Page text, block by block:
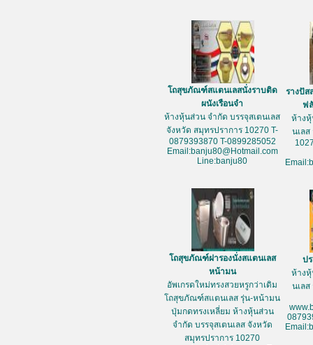
โถสุขภัณฑ์สแตนเลสนั่งราบติด
ผนังเรือนจำ
ห้างหุ้นส่วน จำกัด บรรจุสเตนเลส
จังหวัด สมุทรปราการ 10270 T-
0879393870 T-0899285052
Email:banju80@Hotmail.com
Line:banju80
รางปัส
ฟ
ห้างหุ้
นเล
โถสุขภัณฑ์ฝารองนั่งสแตนเลส
หน้ามน
อัพเกรดใหม่ทรงสวยหรูกว่าเดิม
โถสุขภัณฑ์สแตนเลส รุ่น-หน้ามน
ปุ่มกดทรงเหลี่ยม ห้างหุ้นส่วน
จำกัด บรรจุสเตนเลส จังหวัด
สมุทรปราการ 10270
ป
ห้างหุ้
นเล